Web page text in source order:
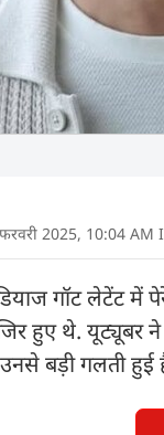
2025, 10:04 AM
गॉट लेटेंट
हुए थे. यूट्यूबर
उनसे बड़ी गलती हुई